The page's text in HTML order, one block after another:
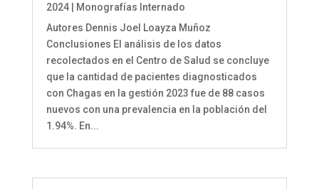
2024| Monografías Internado
Autores Dennis Joel Loayza Muñoz
Conclusiones El análisis de los datos
recolectados en el Centro de Salud se concluye
que la cantidad de pacientes diagnosticados
con Chagas en la gestión 2023 fue de 88 casos
nuevos con una prevalencia en la población del
1.94%. En...